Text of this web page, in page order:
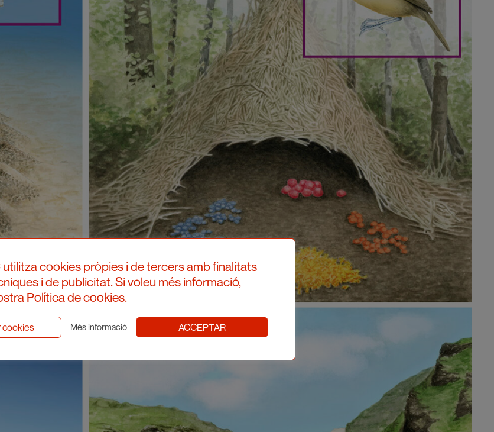
cookies pròpies i de tercers amb finalitats
i de publicitat. Si voleu més informació,
Política de cookies.
cookies Més informació ACCEPTAR